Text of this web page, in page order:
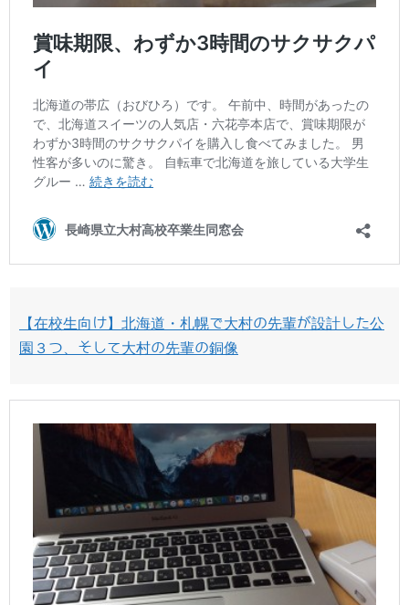
【在校生向け】北海道・札幌で大村の先輩が設計した公
園３つ、そして大村の先輩の銅像